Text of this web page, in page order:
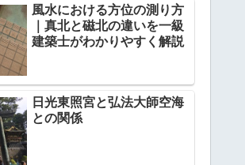
風水における方位の測り方
｜真北と磁北の違いを一級
建築士がわかりやすく解説
日光東照宮と弘法大師空海
との関係